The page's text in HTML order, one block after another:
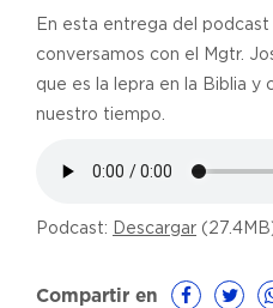
En esta entrega del podcast
conversamos con el Mgtr.
que es la lepra en la Biblia y
nuestro tiempo.
Podcast: Descargar
Compartir en